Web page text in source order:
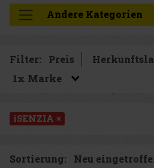
Andere Kategorien
Filter: Preis
iSENZIA ×
Sortierung: